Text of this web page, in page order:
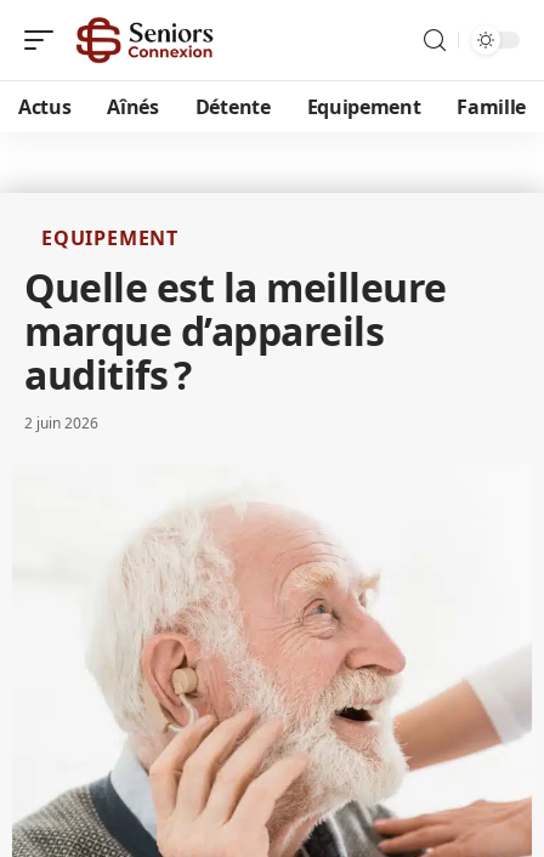
Actus Aînés Détente Equipement Famille
EQUIPEMENT
Quelle est la meilleure
marque d’appareils
auditifs ?
2 juin 2026